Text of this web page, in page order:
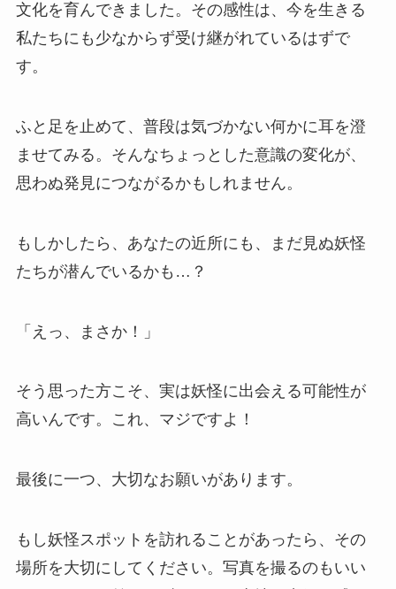
文化を育んできました。その感性は、今を生きる
私たちにも少なからず受け継がれているはずで
す。
ふと足を止めて、普段は気づかない何かに耳を澄
ませてみる。そんなちょっとした意識の変化が、
思わぬ発見につながるかもしれません。
もしかしたら、あなたの近所にも、まだ見ぬ妖怪
たちが潜んでいるかも…？
「えっ、まさか！」
そう思った方こそ、実は妖怪に出会える可能性が
高いんです。これ、マジですよ！
最後に一つ、大切なお願いがあります。
もし妖怪スポットを訪れることがあったら、その
場所を大切にしてください。写真を撮るのもいい